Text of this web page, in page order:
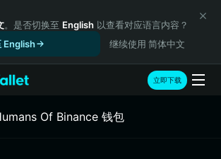
。是否切换至 English 以查看对应语言内容？
English
继续使用 简体中文
立即下载
Of Binance 钱包